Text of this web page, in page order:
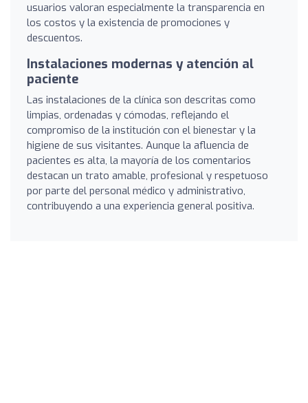
usuarios valoran especialmente la transparencia en
los costos y la existencia de promociones y
descuentos.
Instalaciones modernas y atención al
paciente
Las instalaciones de la clínica son descritas como
limpias, ordenadas y cómodas, reflejando el
compromiso de la institución con el bienestar y la
higiene de sus visitantes. Aunque la afluencia de
pacientes es alta, la mayoría de los comentarios
destacan un trato amable, profesional y respetuoso
por parte del personal médico y administrativo,
contribuyendo a una experiencia general positiva.